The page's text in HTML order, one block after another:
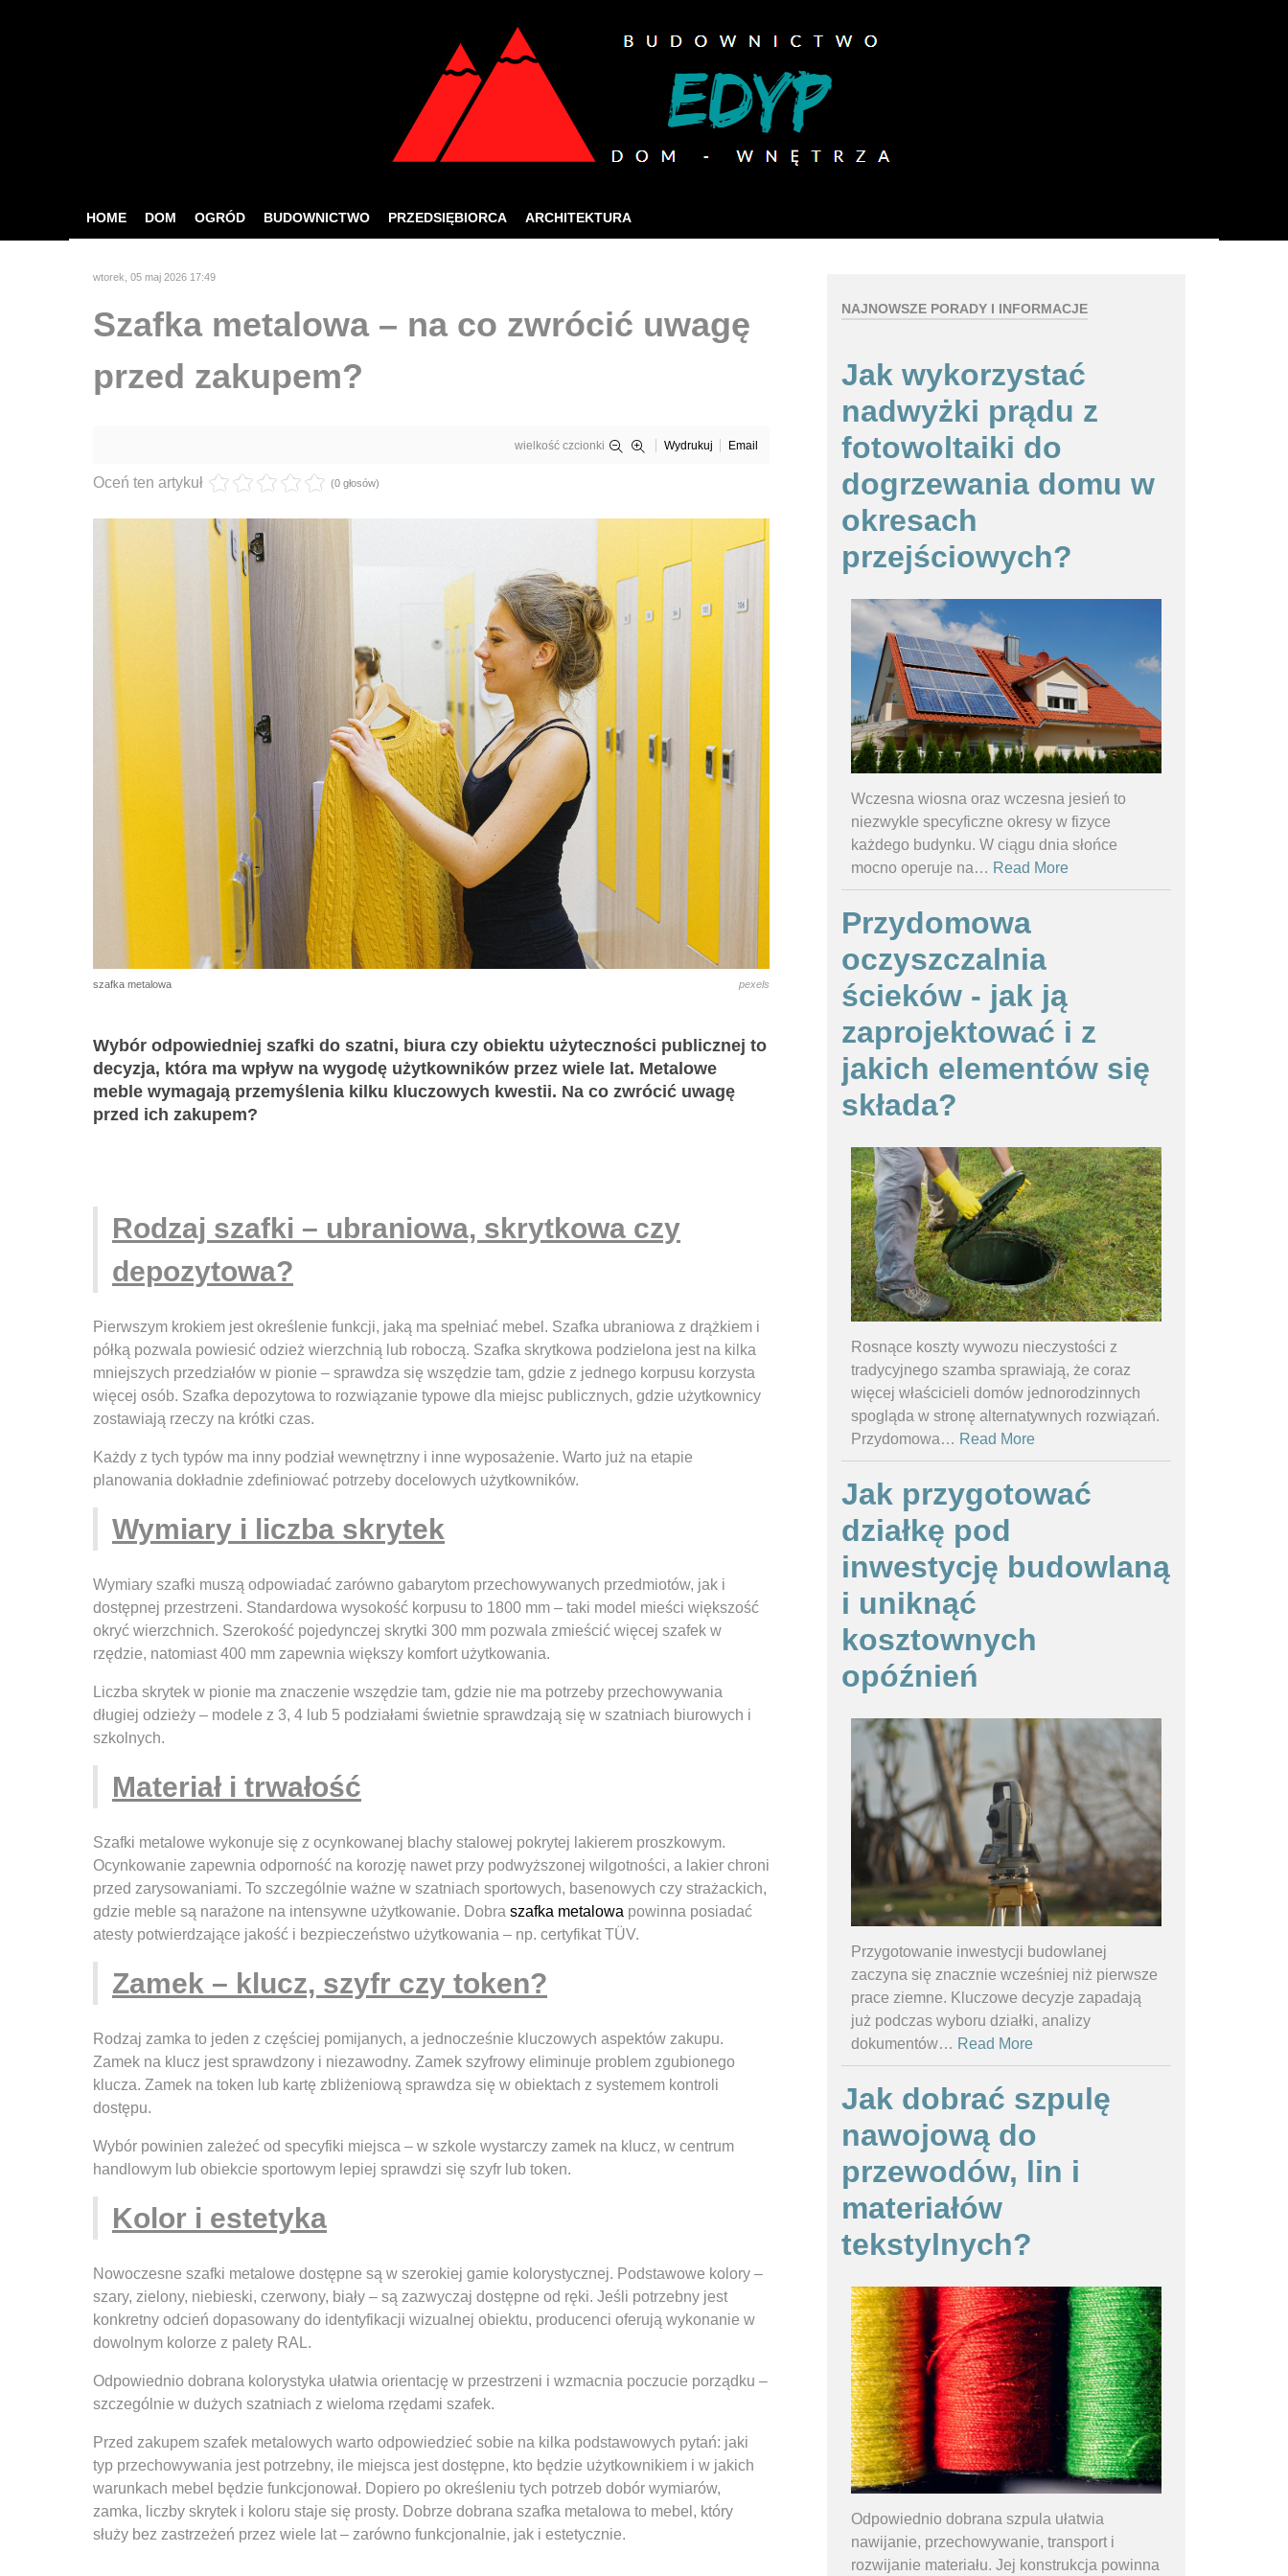
HOME DOM OGRÓD BUDOWNICTWO PRZEDSIĘBIORCA ARCHITEKTURA
wtorek, 05 maj 2026 17:49
Szafka metalowa – na co zwrócić uwagę
przed zakupem?
wielkość czcionki Wydrukuj Email
Oceń ten artykuł (0 głosów)
szafka metalowa pexels
Wybór odpowiedniej szafki do szatni, biura czy obiektu użyteczności publicznej to
decyzja, która ma wpływ na wygodę użytkowników przez wiele lat. Metalowe
meble wymagają przemyślenia kilku kluczowych kwestii. Na co zwrócić uwagę
przed ich zakupem?
Rodzaj szafki – ubraniowa, skrytkowa czy
depozytowa?
Pierwszym krokiem jest określenie funkcji, jaką ma spełniać mebel. Szafka ubraniowa z drążkiem i
półką pozwala powiesić odzież wierzchnią lub roboczą. Szafka skrytkowa podzielona jest na kilka
mniejszych przedziałów w pionie – sprawdza się wszędzie tam, gdzie z jednego korpusu korzysta
więcej osób. Szafka depozytowa to rozwiązanie typowe dla miejsc publicznych, gdzie użytkownicy
zostawiają rzeczy na krótki czas.
Każdy z tych typów ma inny podział wewnętrzny i inne wyposażenie. Warto już na etapie
planowania dokładnie zdefiniować potrzeby docelowych użytkowników.
Wymiary i liczba skrytek
Wymiary szafki muszą odpowiadać zarówno gabarytom przechowywanych przedmiotów, jak i
dostępnej przestrzeni. Standardowa wysokość korpusu to 1800 mm – taki model mieści większość
okryć wierzchnich. Szerokość pojedynczej skrytki 300 mm pozwala zmieścić więcej szafek w
rzędzie, natomiast 400 mm zapewnia większy komfort użytkowania.
Liczba skrytek w pionie ma znaczenie wszędzie tam, gdzie nie ma potrzeby przechowywania
długiej odzieży – modele z 3, 4 lub 5 podziałami świetnie sprawdzają się w szatniach biurowych i
szkolnych.
Materiał i trwałość
Szafki metalowe wykonuje się z ocynkowanej blachy stalowej pokrytej lakierem proszkowym.
Ocynkowanie zapewnia odporność na korozję nawet przy podwyższonej wilgotności, a lakier chroni
przed zarysowaniami. To szczególnie ważne w szatniach sportowych, basenowych czy strażackich,
gdzie meble są narażone na intensywne użytkowanie. Dobra szafka metalowa powinna posiadać
atesty potwierdzające jakość i bezpieczeństwo użytkowania – np. certyfikat TÜV.
Zamek – klucz, szyfr czy token?
Rodzaj zamka to jeden z częściej pomijanych, a jednocześnie kluczowych aspektów zakupu.
Zamek na klucz jest sprawdzony i niezawodny. Zamek szyfrowy eliminuje problem zgubionego
klucza. Zamek na token lub kartę zbliżeniową sprawdza się w obiektach z systemem kontroli
dostępu.
Wybór powinien zależeć od specyfiki miejsca – w szkole wystarczy zamek na klucz, w centrum
handlowym lub obiekcie sportowym lepiej sprawdzi się szyfr lub token.
Kolor i estetyka
Nowoczesne szafki metalowe dostępne są w szerokiej gamie kolorystycznej. Podstawowe kolory –
szary, zielony, niebieski, czerwony, biały – są zazwyczaj dostępne od ręki. Jeśli potrzebny jest
konkretny odcień dopasowany do identyfikacji wizualnej obiektu, producenci oferują wykonanie w
dowolnym kolorze z palety RAL.
Odpowiednio dobrana kolorystyka ułatwia orientację w przestrzeni i wzmacnia poczucie porządku –
szczególnie w dużych szatniach z wieloma rzędami szafek.
Przed zakupem szafek metalowych warto odpowiedzieć sobie na kilka podstawowych pytań: jaki
typ przechowywania jest potrzebny, ile miejsca jest dostępne, kto będzie użytkownikiem i w jakich
warunkach mebel będzie funkcjonował. Dopiero po określeniu tych potrzeb dobór wymiarów,
zamka, liczby skrytek i koloru staje się prosty. Dobrze dobrana szafka metalowa to mebel, który
służy bez zastrzeżeń przez wiele lat – zarówno funkcjonalnie, jak i estetycznie.
NAJNOWSZE PORADY I INFORMACJE
Jak wykorzystać
nadwyżki prądu z
fotowoltaiki do
dogrzewania domu w
okresach
przejściowych?
Wczesna wiosna oraz wczesna jesień to
niezwykle specyficzne okresy w fizyce
każdego budynku. W ciągu dnia słońce
mocno operuje na… Read More
Przydomowa
oczyszczalnia
ścieków - jak ją
zaprojektować i z
jakich elementów się
składa?
Rosnące koszty wywozu nieczystości z
tradycyjnego szamba sprawiają, że coraz
więcej właścicieli domów jednorodzinnych
spogląda w stronę alternatywnych rozwiązań.
Przydomowa… Read More
Jak przygotować
działkę pod
inwestycję budowlaną
i uniknąć
kosztownych
opóźnień
Przygotowanie inwestycji budowlanej
zaczyna się znacznie wcześniej niż pierwsze
prace ziemne. Kluczowe decyzje zapadają
już podczas wyboru działki, analizy
dokumentów… Read More
Jak dobrać szpulę
nawojową do
przewodów, lin i
materiałów
tekstylnych?
Odpowiednio dobrana szpula ułatwia
nawijanie, przechowywanie, transport i
rozwijanie materiału. Jej konstrukcja powinna
Jeśli korzystasz z naszej strony internetowej, wyrażasz zgodę na używanie naszych plików cookies.
Rozumiem